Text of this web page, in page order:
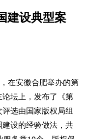
建设典型案
在安徽合肥举办的第
坛上，发布了《第
选由国家版权局组
设的经验做法，共